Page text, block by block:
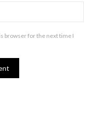
browser for the next time I